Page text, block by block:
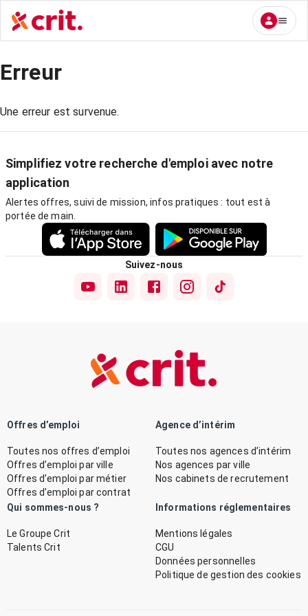
Erreur
Une erreur est survenue.
Simplifiez votre recherche d'emploi avec notre
application
Alertes offres, suivi de mission, infos pratiques : tout est à
portée de main.
Suivez-nous
Offres d’emploi
Toutes nos offres d’emploi
Offres d’emploi par ville
Offres d’emploi par métier
Offres d’emploi par contrat
Agence d’intérim
Toutes nos agences d’intérim
Nos agences par ville
Nos cabinets de recrutement
Qui sommes-nous ?
Le Groupe Crit
Talents Crit
Informations réglementaires
Mentions légales
CGU
Données personnelles
Politique de gestion des cookies